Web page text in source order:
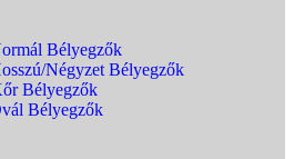
Bélyegzők
Négyzet Bélyegzők
Bélyegzők
Bélyegzők